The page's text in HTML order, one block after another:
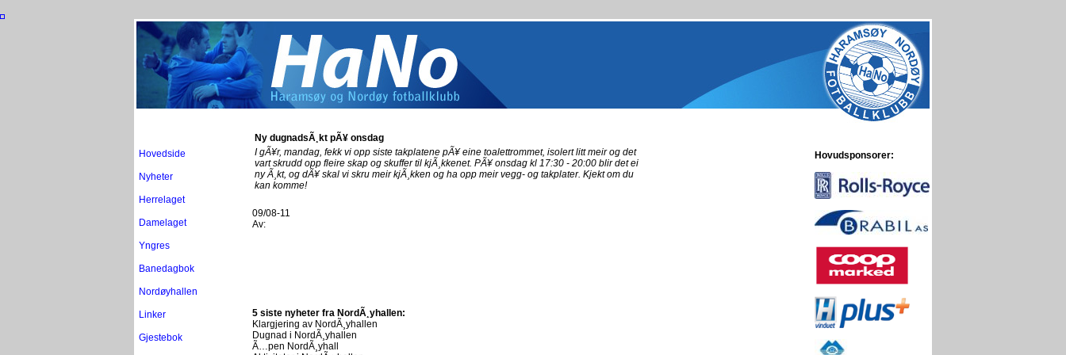
Hovedside
Nyheter
Herrelaget
Damelaget
Yngres
Banedagbok
Nordøyhallen
Linker
Gjestebok
Ny dugnadsÃ¸kt pÃ¥ onsdag
I gÃ¥r, mandag, fekk vi opp siste takplatene pÃ¥ eine toalettrommet, isolert litt meir og det
vart skrudd opp fleire skap og skuffer til kjÃ¸kkenet. PÃ¥ onsdag kl 17:30 - 20:00 blir det ei
ny Ã¸kt, og dÃ¥ skal vi skru meir kjÃ¸kken og ha opp meir vegg- og takplater. Kjekt om du
kan komme!
09/08-11
Av:
5 siste nyheter fra NordÃ¸yhallen:
Klargjering av NordÃ¸yhallen
Dugnad i NordÃ¸yhallen
Ã…pen NordÃ¸yhall
Hovudsponsorer: